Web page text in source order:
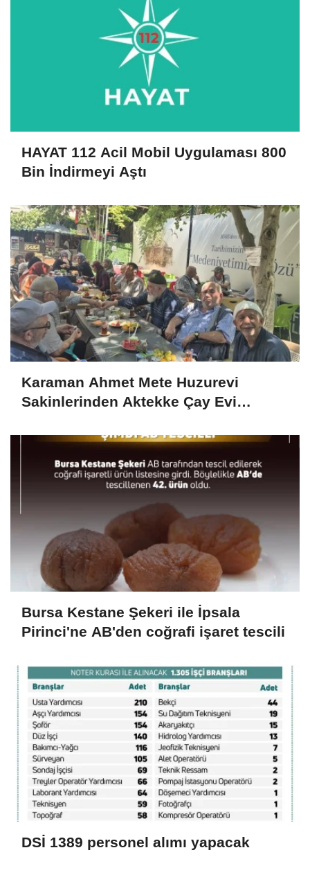
HAYAT 112 Acil Mobil Uygulaması 800
Bin İndirmeyi Aştı
Karaman Ahmet Mete Huzurevi
Sakinlerinden Aktekke Çay Evi
Bursa Kestane Şekeri ile İpsala
Pirinci'ne AB'den coğrafi işaret tescili
DSİ 1389 personel alımı yapacak